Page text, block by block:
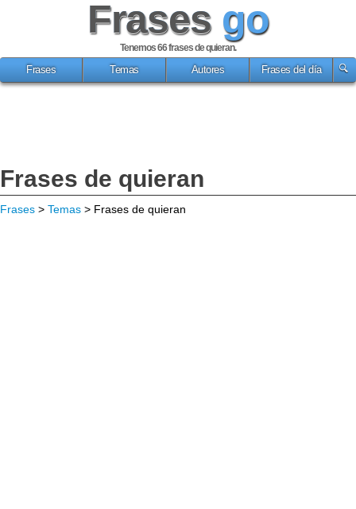
Frases go
Tenemos 66frases de quieran.
Frases
Temas Autores Frases del día
Frases de quieran
Frases > Temas > Frases de quieran